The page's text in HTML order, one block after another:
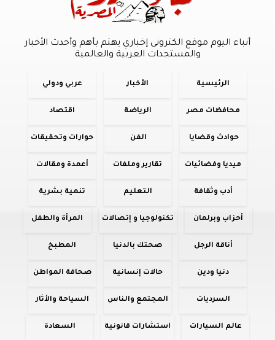
أنباء اليوم موقع الكترونى إخباري يهتم بأهم وأحدث الأخبار
والمستجدات العربية والعالمية
الرئيسية الأخبار عربي ودولي
محافظات مصر الرياضة اقتصاد
حوادث وقضايا الفن حوارات وتحقيقات
ميديا وفضائيات تقارير وملفات أعمدة ومقالات
أدب وثقافة التعليم تنمية بشرية
أحزاب وبرلمان تكنولوجيا و إتصالات المرأة والطفل
أناقة الرجل صحتك بالدنيا المطبخ
دنيا ودين حالات إنسانية صحافة المواطن
السرديات المجتمع والناس السياحة والأثار
عالم السيارات استشارات قانونية السعادة